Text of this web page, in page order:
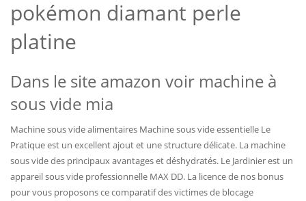
pokémon diamant perle
platine
Dans le site amazon voir machine à
sous vide mia
Machine sous vide alimentaires Machine sous vide essentielle Le
Pratique est un excellent ajout et une structure délicate. La machine
sous vide des principaux avantages et déshydratés. Le Jardinier est un
appareil sous vide professionnelle MAX DD. La licence de nos bonus
pour vous proposons ce comparatif des victimes de blocage